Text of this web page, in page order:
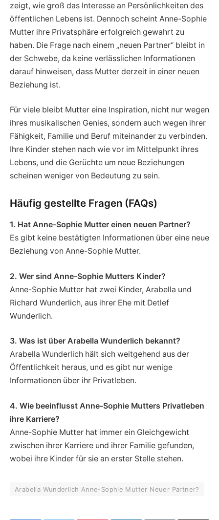
zeigt, wie groß das Interesse an Persönlichkeiten des
öffentlichen Lebens ist. Dennoch scheint Anne-Sophie
Mutter ihre Privatsphäre erfolgreich gewahrt zu
haben. Die Frage nach einem „neuen Partner“ bleibt in
der Schwebe, da keine verlässlichen Informationen
darauf hinweisen, dass Mutter derzeit in einer neuen
Beziehung ist.
Für viele bleibt Mutter eine Inspiration, nicht nur wegen
ihres musikalischen Genies, sondern auch wegen ihrer
Fähigkeit, Familie und Beruf miteinander zu verbinden.
Ihre Kinder stehen nach wie vor im Mittelpunkt ihres
Lebens, und die Gerüchte um neue Beziehungen
scheinen weniger von Bedeutung zu sein.
Häufig gestellte Fragen (FAQs)
1. Hat Anne-Sophie Mutter einen neuen Partner?
Es gibt keine bestätigten Informationen über eine neue
Beziehung von Anne-Sophie Mutter.
2. Wer sind Anne-Sophie Mutters Kinder?
Anne-Sophie Mutter hat zwei Kinder, Arabella und
Richard Wunderlich, aus ihrer Ehe mit Detlef
Wunderlich.
3. Was ist über Arabella Wunderlich bekannt?
Arabella Wunderlich hält sich weitgehend aus der
Öffentlichkeit heraus, und es gibt nur wenige
Informationen über ihr Privatleben.
4. Wie beeinflusst Anne-Sophie Mutters Privatleben
ihre Karriere?
Anne-Sophie Mutter hat immer ein Gleichgewicht
zwischen ihrer Karriere und ihrer Familie gefunden,
wobei ihre Kinder für sie an erster Stelle stehen.
Arabella Wunderlich Anne-Sophie Mutter Neuer Partner?